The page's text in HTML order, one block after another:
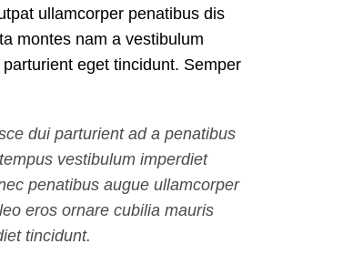
ullamcorper penatibus dis
montes nam a vestibulum
eget tincidunt. Semper
dui parturient ad a penatibus
vestibulum imperdiet
penatibus augue ullamcorper
eros ornare cubilia mauris
tincidunt.